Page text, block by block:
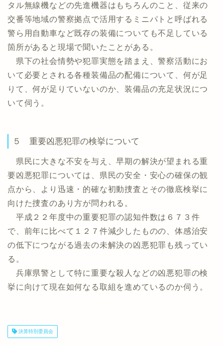
タル無線機などの先進機器はもちろんのこと、従来の
交番等地域の警察拠点で活用するミニパトと呼ばれる
警ら用自動車など既存の装備についても不足している
箇所があると現場で聞いたことがある。
県下の社会情勢や犯罪実態を踏まえ、警察活動にお
いて必要とされる各種装備品の配備について、何が足
りて、何が足りていないのか、装備品の充足状況につ
いて伺う。
５ 重要凶悪犯罪の検挙について
県民に大きな不安を与え、早期の解決が望まれる重
要凶悪犯罪については、県民の安全・安心の確保の観
点から、より迅速・的確な初動捜査とその徹底検挙に
向けた捜査のあり方が問われる。
平成２２年度中の重要犯罪の認知件数は６７３件
で、前年に比べて１２７件減少したものの、体感治安
の低下につながる過去の未解決の凶悪犯罪も残ってい
る。
兵庫県警として特に重要な殺人などの凶悪犯罪の検
挙に向けて現在如何なる取組を進めているのか伺う。
決算特別委員会